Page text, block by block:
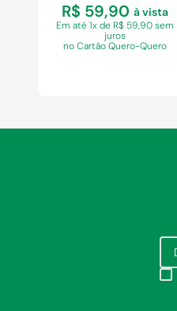
R$ 59,90 à vista
Em até 1x de R$ 59,90 sem
juros
no Cartão Quero-Quero